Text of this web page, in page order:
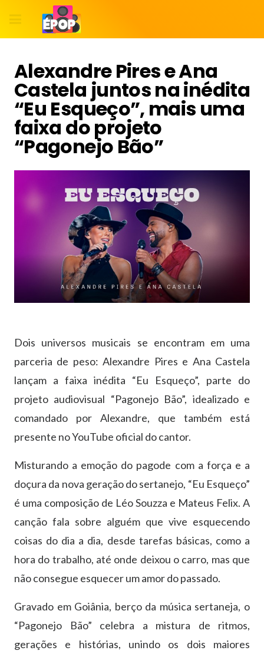
Alexandre Pires e Ana
Castela juntos na inédita
“Eu Esqueço”, mais uma
faixa do projeto
“Pagonejo Bão”
Dois universos musicais se encontram em uma
parceria de peso: Alexandre Pires e Ana Castela
lançam a faixa inédita “Eu Esqueço”, parte do
projeto audiovisual “Pagonejo Bão”, idealizado e
comandado por Alexandre, que também está
presente no YouTube oficial do cantor.
Misturando a emoção do pagode com a força e a
doçura da nova geração do sertanejo, “Eu Esqueço”
é uma composição de Léo Souzza e Mateus Felix. A
canção fala sobre alguém que vive esquecendo
coisas do dia a dia, desde tarefas básicas, como a
hora do trabalho, até onde deixou o carro, mas que
não consegue esquecer um amor do passado.
Gravado em Goiânia, berço da música sertaneja, o
“Pagonejo Bão” celebra a mistura de ritmos,
gerações e histórias, unindo os dois maiores